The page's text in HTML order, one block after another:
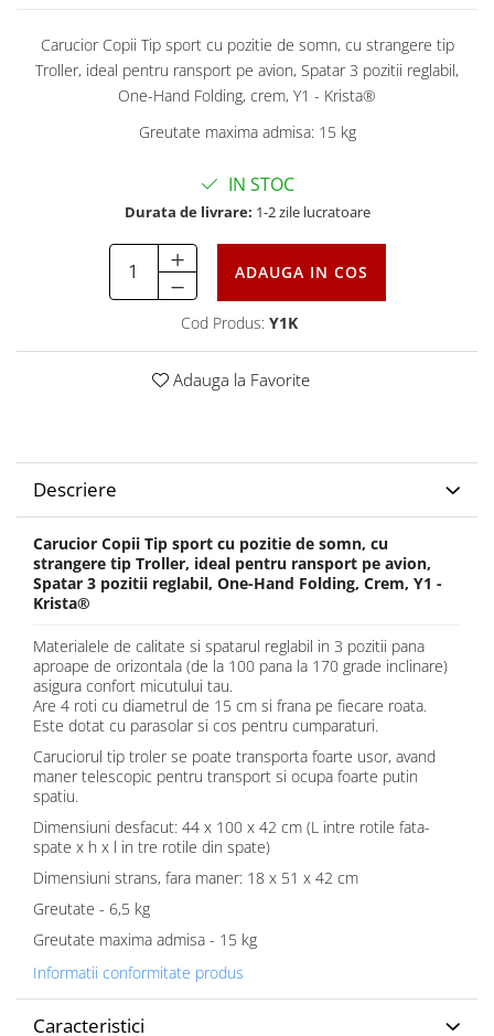
Carucior Copii Tip sport cu pozitie de somn, cu strangere tip
Troller, ideal pentru ransport pe avion, Spatar 3 pozitii reglabil,
One-Hand Folding, crem, Y1 - Krista®
Greutate maxima admisa: 15 kg
IN STOC
Durata de livrare: 1-2 zile lucratoare
ADAUGA IN COS
Cod Produs: Y1K
Adauga la Favorite
Descriere
Carucior Copii Tip sport cu pozitie de somn, cu
strangere tip Troller, ideal pentru ransport pe avion,
Spatar 3 pozitii reglabil, One-Hand Folding, Crem, Y1 -
Krista®
Materialele de calitate si spatarul reglabil in 3 pozitii pana
aproape de orizontala (de la 100 pana la 170 grade inclinare)
asigura confort micutului tau.
Are 4 roti cu diametrul de 15 cm si frana pe fiecare roata.
Este dotat cu parasolar si cos pentru cumparaturi.
Caruciorul tip troler se poate transporta foarte usor, avand
maner telescopic pentru transport si ocupa foarte putin
spatiu.
Dimensiuni desfacut: 44 x 100 x 42 cm (L intre rotile fata-
spate x h x l in tre rotile din spate)
Dimensiuni strans, fara maner: 18 x 51 x 42 cm
Greutate - 6,5 kg
Greutate maxima admisa - 15 kg
Informatii conformitate produs
Caracteristici